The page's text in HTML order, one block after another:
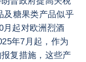
及糖果类产品似乎
月起对欧洲烈酒
年7月起，作为
复措施，这些产